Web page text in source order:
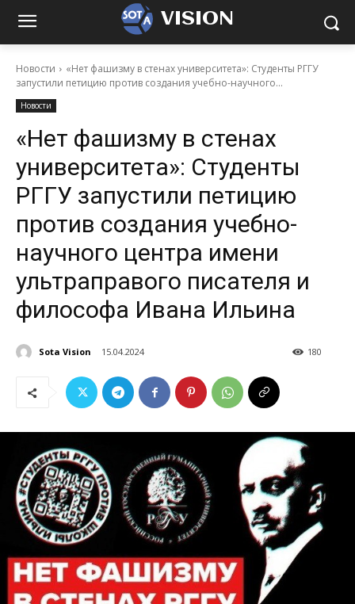
VISION
Новости
«Нет фашизму в стенах университета»: Студенты РГГУ
запустили петицию против создания учебно-научного...
Новости
«Нет фашизму в стенах
университета»: Студенты
РГГУ запустили петицию
против создания учебно-
научного центра имени
ультраправого писателя и
философа Ивана Ильина
Sota Vision 15.04.2024 180